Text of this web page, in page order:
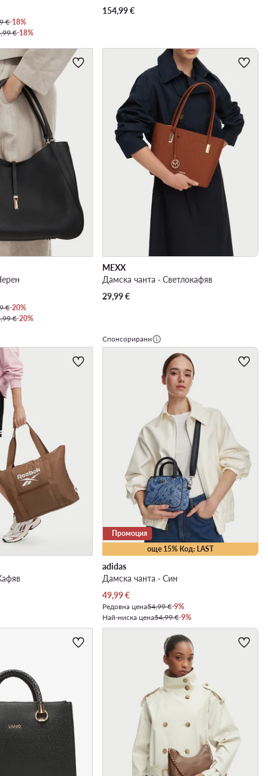
€-18%
€-18%
154,99€
€-20%
€-20%
MEXX
Дамска чанта · Светлокафяв
29,99€
Спонсорирани
още 15% Код: LAST
Промоция
adidas
Дамска чанта · Син
Актуална цена
49,99€
Редовна цена54,99 €-9%
Най-ниска цена54,99 €-9%